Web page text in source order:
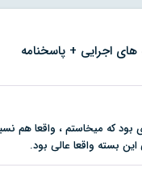
اجرایی + پاسخنامه
بود که میخاستم ، واقعا
بسته واقعا عالی بود.